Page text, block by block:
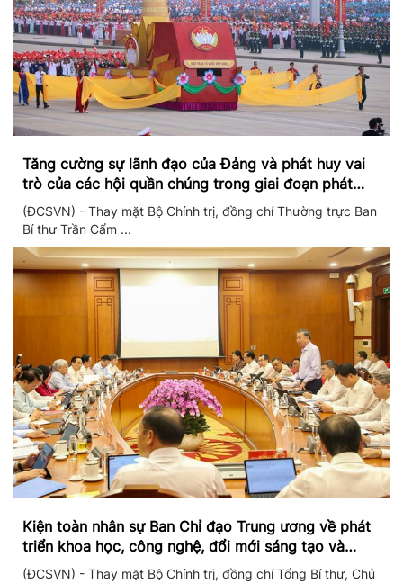
Tăng cường sự lãnh đạo của Đảng và phát huy vai
trò của các hội quần chúng trong giai đoạn phát
triển mới
(ĐCSVN) - Thay mặt Bộ Chính trị, đồng chí Thường trực Ban
Bí thư Trần Cẩm ...
Kiện toàn nhân sự Ban Chỉ đạo Trung ương về phát
triển khoa học, công nghệ, đổi mới sáng tạo và
chuyển đổi số
(ĐCSVN) - Thay mặt Bộ Chính trị, đồng chí Tổng Bí thư, Chủ